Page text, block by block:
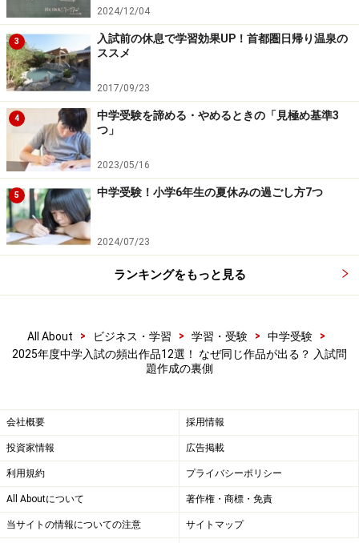
2024年5月刊）
あの空の色がほしい
Amazonで見る
【出題校】
女子（B）、大妻（1回）、三輪田（2回）、明大中野（2
回）、サレジオ（B）などで出題。
3. 『透明なルール』（佐藤いつ子著 KADOKAWA 2024年
4月刊）
透明なルール (角川書店単行本)
2024/12/04
3
入試前の休息で学習効果UP！首都圏日帰り温泉の
ススメ
2017/09/23
4
中学受験を諦める・やめるときの「見極め基準3
つ」
2023/05/16
5 中学受験！小学6年生の夏休みの過ごし方7つ
2024/07/23
ランキングをもっと見る
All About > ビジネス・学習 > 学習・受験 > 中学受験
>
2025年度中学入試の頻出作品12選！ なぜ同じ作品が出る？ 入試問
題作成の裏側
会社概要 採用情報
投資家情報 広告掲載
利用規約 プライバシーポリシー
All Aboutについて 著作権・商標・免責
当サイトの情報についての注意 サイトマップ